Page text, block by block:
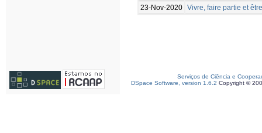
23-Nov-2020 Vivre, faire partie et
Serviços de Ciência e
DSpace Software, version 1.6.2 Copyright ©